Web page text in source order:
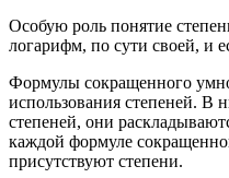
Особую роль понятие
логарифм, по сути своей, и
Формулы сокращенного
использования степеней. В
степеней, они
каждой формуле
присутствуют степени.